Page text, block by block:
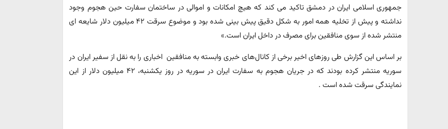
جمهوری اسلامی ایران در ‎دمشق تاکید می کند که هیچ امکانات و اموالی در ساختمان سفارت حین هجوم وجود
نداشته و پیش از تخلیه همه امور به شکل دقیق پیش بینی شده بود و موضوع سرقت ۴۲ میلیون دلار شایعه ای
منتشر شده از سوی منافقین برای مصرف در داخل ایران است.»
بر اساس این گزارش طی روزهای اخیر برخی از کانال‌های خبری وابسته به منافقین اخباری را به نقل از سفیر ایران در
سوریه منتشر کرده بودند که در جریان هجوم به سفارت ایران در سوریه در روز یکشنبه، ۴۲ میلیون دلار از این
نمایندگی سرقت شده است ‌.